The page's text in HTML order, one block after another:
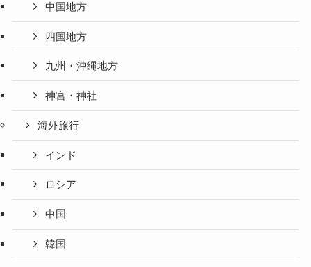
中国地方
四国地方
九州・沖縄地方
神宮・神社
海外旅行
インド
ロシア
中国
韓国